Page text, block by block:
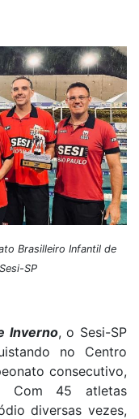
Brasilleiro Infantil de
SP
Inverno, o Sesi-SP
no Centro
consecutivo,
Com 45 atletas
diversas vezes,